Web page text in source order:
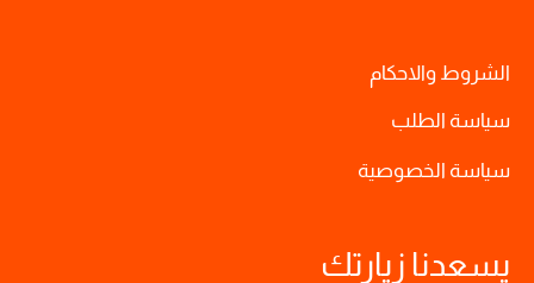
الشروط والاحكام
سياسة الطلب
سياسة الخصوصية
يسعدنا زيارتك